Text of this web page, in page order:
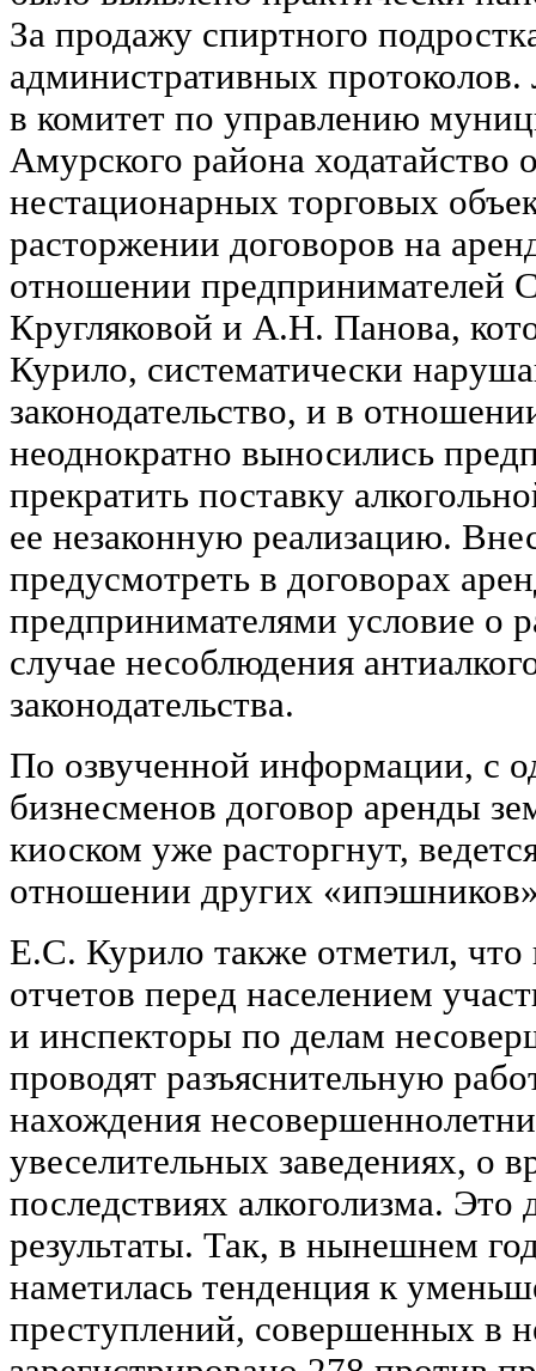
За продажу спиртного
административных
в комитет по управлению
Амурского района
нестационарных торговых
расторжении договоров на
отношении предпринимателей
Кругляковой и А.Н. Панова,
Курило, систематически
законодательство, и в
неоднократно выносились
прекратить поставку
ее незаконную реализацию.
предусмотреть в договорах
предпринимателями условие о
случае несоблюдения
законодательства.
По озвученной информации, с
бизнесменов договор аренды
киоском уже расторгнут,
отношении других
Е.С. Курило также отметил,
отчетов перед населением
и инспекторы по делам
проводят разъяснительную
нахождения
увеселительных заведениях, о
последствиях алкоголизма. Это
результаты. Так, в нынешнем
наметилась тенденция к
преступлений, совершенных в